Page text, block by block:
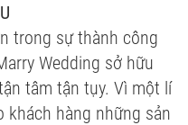
trong sự thành công
Wedding sở hữu
tâm tận tụy. Vì một lí
khách hàng những sản